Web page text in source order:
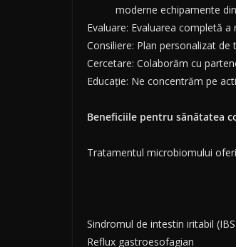
moderne echipamente din
Evaluare: Evaluarea completă
Consiliere: Plan personalizat
Cercetare: Colaborăm cu
Educație: Ne concentrăm pe
Beneficiile pentru sănătatea
Tratamentul microbiomului
Sindromul de intestin iritabil
Reflux gastroesofagian